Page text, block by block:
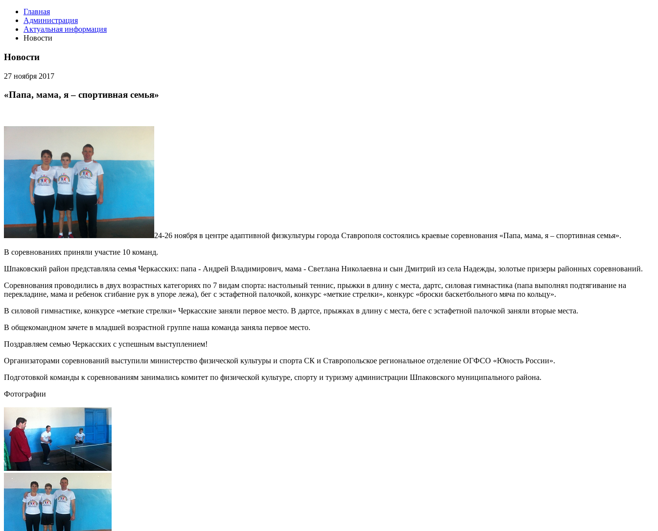
Главная
Администрация
Актуальная информация
Новости
Новости
27 ноября 2017
«Папа, мама, я – спортивная семья»
24-26 ноября в центре адаптивной физкультуры города Ставрополя состоялись краевые соревнования «Папа, мама, я – спортивная семья».
В соревнованиях приняли участие 10 команд.
Шпаковский район представляла семья Черкасских: папа - Андрей Владимирович, мама - Светлана Николаевна и сын Дмитрий из села Надежды, золотые призеры районных соревнований.
Соревнования проводились в двух возрастных категориях по 7 видам спорта: настольный теннис, прыжки в длину с места, дартс, силовая гимнастика (папа выполнял подтягивание на
перекладине, мама и ребенок сгибание рук в упоре лежа), бег с эстафетной палочкой, конкурс «меткие стрелки», конкурс «броски баскетбольного мяча по кольцу».
В силовой гимнастике, конкурсе «меткие стрелки» Черкасские заняли первое место. В дартсе, прыжках в длину с места, беге с эстафетной палочкой заняли вторые места.
В общекомандном зачете в младшей возрастной группе наша команда заняла первое место.
Поздравляем семью Черкасских с успешным выступлением!
Организаторами соревнований выступили министерство физической культуры и спорта СК и Ставропольское региональное отделение ОГФСО «Юность России».
Подготовкой команды к соревнованиям занимались комитет по физической культуре, спорту и туризму администрации Шпаковского муниципального района.
Фотографии